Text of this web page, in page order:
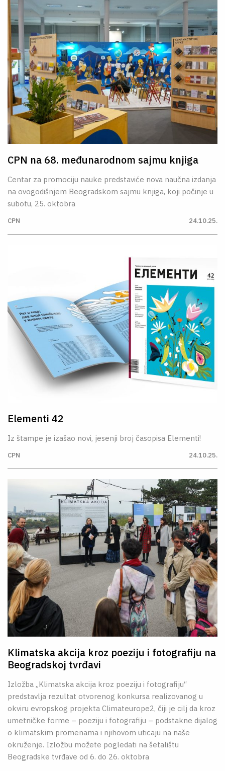
CPN na 68. međunarodnom sajmu knjiga
Centar za promociju nauke predstaviće nova naučna izdanja
na ovogodišnjem Beogradskom sajmu knjiga, koji počinje u
subotu, 25. oktobra
CPN 24.10.25.
Elementi 42
Iz štampe je izašao novi, jesenji broj časopisa Elementi!
CPN 24.10.25.
Klimatska akcija kroz poeziju i fotografiju na
Beogradskoj tvrđavi
Izložba „Klimatska akcija kroz poeziju i fotografiju“
predstavlja rezultat otvorenog konkursa realizovanog u
okviru evropskog projekta Climateurope2, čiji je cilj da kroz
umetničke forme – poeziju i fotografiju – podstakne dijalog
o klimatskim promenama i njihovom uticaju na naše
okruženje. Izložbu možete pogledati na šetalištu
Beogradske tvrđave od 6. do 26. oktobra